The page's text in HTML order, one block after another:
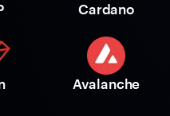
Cardano
Avalanche